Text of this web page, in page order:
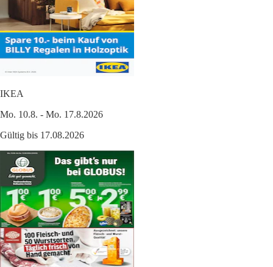
IKEA
Mo. 10.8. - Mo. 17.8.2026
Gültig bis 17.08.2026